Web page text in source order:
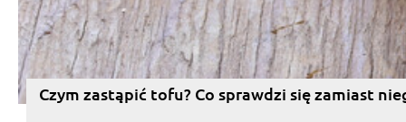
Czym zastąpić tofu? Co sprawdzi się zamiast